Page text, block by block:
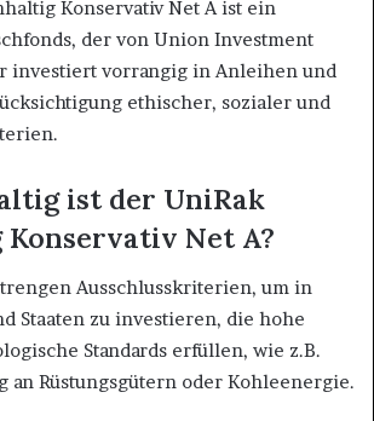
Konservativ Net A ist ein
der von Union Investment
investiert vorrangig in Anleihen und
ethischer, sozialer und
ist der UniRak
Net A?
Ausschlusskriterien, um in
Staaten zu investieren, die hohe
Standards erfüllen, wie z.B.
an Rüstungsgütern oder Kohleenergie.